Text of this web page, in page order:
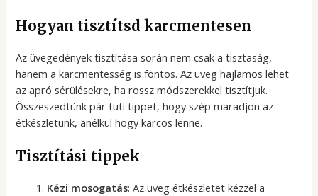
Hogyan tisztítsd karcmentesen
Az üvegedények tisztítása során nem csak a tisztaság,
hanem a karcmentesség is fontos. Az üveg hajlamos lehet
az apró sérülésekre, ha rossz módszerekkel tisztítjuk.
Összeszedtünk pár tuti tippet, hogy szép maradjon az
étkészletünk, anélkül hogy karcos lenne.
Tisztítási tippek
Kézi mosogatás: Az üveg étkészletet kézzel a